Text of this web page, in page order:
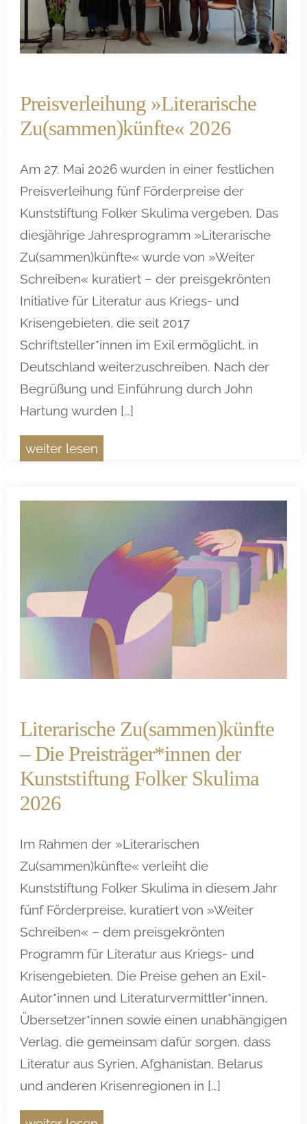
Preisverleihung »Literarische
Zu(sammen)künfte« 2026
Am 27. Mai 2026 wurden in einer festlichen
Preisverleihung fünf Förderpreise der
Kunststiftung Folker Skulima vergeben. Das
diesjährige Jahresprogramm »Literarische
Zu(sammen)künfte« wurde von »Weiter
Schreiben« kuratiert – der preisgekrönten
Initiative für Literatur aus Kriegs- und
Krisengebieten, die seit 2017
Schriftsteller*innen im Exil ermöglicht, in
Deutschland weiterzuschreiben. Nach der
Begrüßung und Einführung durch John
Hartung wurden […]
weiter lesen
Literarische Zu(sammen)künfte
– Die Preisträger*innen der
Kunststiftung Folker Skulima
2026
Im Rahmen der »Literarischen
Zu(sammen)künfte« verleiht die
Kunststiftung Folker Skulima in diesem Jahr
fünf Förderpreise, kuratiert von »Weiter
Schreiben« – dem preisgekrönten
Programm für Literatur aus Kriegs- und
Krisengebieten. Die Preise gehen an Exil-
Autor*innen und Literaturvermittler*innen,
Übersetzer*innen sowie einen unabhängigen
Verlag, die gemeinsam dafür sorgen, dass
Literatur aus Syrien, Afghanistan, Belarus
und anderen Krisenregionen in […]